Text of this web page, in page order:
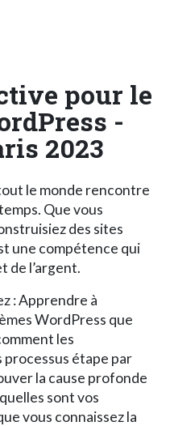
pour le
-
2023
le monde rencontre
Que vous
des sites
une compétence qui
de l’argent.
: Apprendre à
WordPress que
les
étape par
la cause profonde
sont vos
vous connaissez la